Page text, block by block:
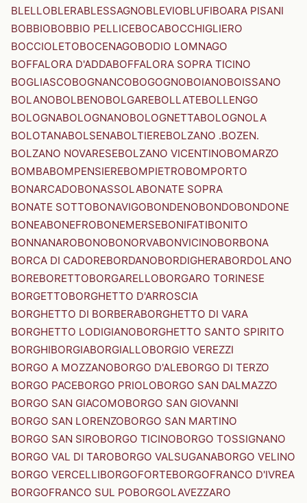
BLELLOBLERABLESSAGNOBLEVIOBLUFIBOARA PISANI
BOBBIOBOBBIO PELLICEBOCABOCCHIGLIERO
BOCCIOLETOBOCENAGOBODIO LOMNAGO
BOFFALORA D'ADDABOFFALORA SOPRA TICINO
BOGLIASCOBOGNANCOBOGOGNOBOIANOBOISSANO
BOLANOBOLBENOBOLGAREBOLLATEBOLLENGO
BOLOGNABOLOGNANOBOLOGNETTABOLOGNOLA
BOLOTANABOLSENABOLTIEREBOLZANO .BOZEN.
BOLZANO NOVARESEBOLZANO VICENTINOBOMARZO
BOMBABOMPENSIEREBOMPIETROBOMPORTO
BONARCADOBONASSOLABONATE SOPRA
BONATE SOTTOBONAVIGOBONDENOBONDOBONDONE
BONEABONEFROBONEMERSEBONIFATIBONITO
BONNANAROBONOBONORVABONVICINOBORBONA
BORCA DI CADOREBORDANOBORDIGHERABORDOLANO
BOREBORETTOBORGARELLOBORGARO TORINESE
BORGETTOBORGHETTO D'ARROSCIA
BORGHETTO DI BORBERABORGHETTO DI VARA
BORGHETTO LODIGIANOBORGHETTO SANTO SPIRITO
BORGHIBORGIABORGIALLOBORGIO VEREZZI
BORGO A MOZZANOBORGO D'ALEBORGO DI TERZO
BORGO PACEBORGO PRIOLOBORGO SAN DALMAZZO
BORGO SAN GIACOMOBORGO SAN GIOVANNI
BORGO SAN LORENZOBORGO SAN MARTINO
BORGO SAN SIROBORGO TICINOBORGO TOSSIGNANO
BORGO VAL DI TAROBORGO VALSUGANABORGO VELINO
BORGO VERCELLIBORGOFORTEBORGOFRANCO D'IVREA
BORGOFRANCO SUL POBORGOLAVEZZARO